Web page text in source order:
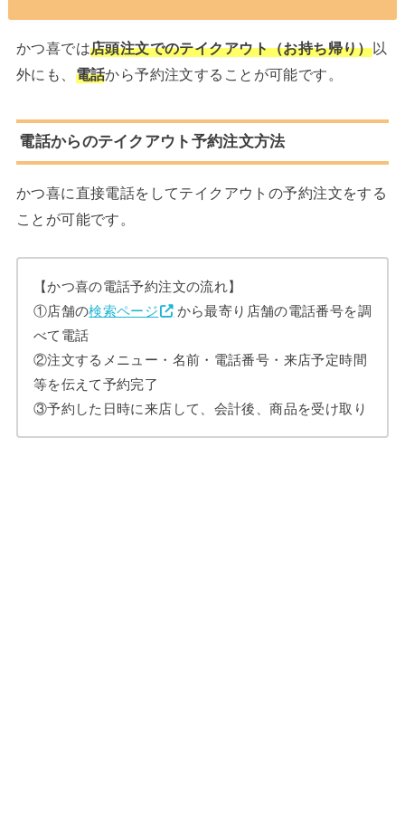
かつ喜では店頭注文でのテイクアウト（お持ち帰り）以
外にも、 電話から予約注文することが可能です。
電話からのテイクアウト予約注文方法
かつ喜に直接電話をしてテイクアウトの予約注文をする
ことが可能です。
【かつ喜の電話予約注文の流れ】
①店舗の検索ページ
から最寄り店舗の電話番号を調
べて電話
②注文するメニュー・名前・電話番号・来店予定時間
等を伝えて予約完了
③予約した日時に来店して、会計後、商品を受け取り